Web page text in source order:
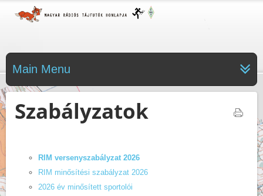
Main Menu
Szabályzatok
RIM versenyszabályzat 2026
RIM minősítési szabályzat 2026
2026 év minősített sportolói